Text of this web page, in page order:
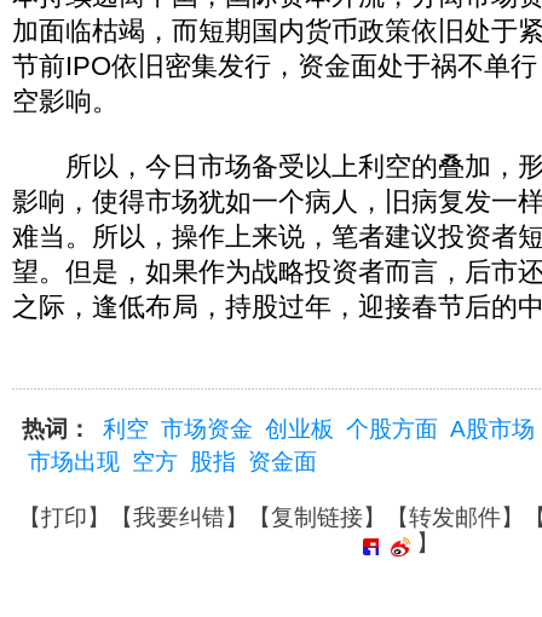
加面临枯竭，而短期国内货币政策依旧处于
节前IPO依旧密集发行，资金面处于祸不单
空影响。
所以，今日市场备受以上利空的叠加，
影响，使得市场犹如一个病人，旧病复发一
难当。所以，操作上来说，笔者建议投资者
望。但是，如果作为战略投资者而言，后市
之际，逢低布局，持股过年，迎接春节后的
热词： 利空 市场资金 创业板 个股方面 A股市场
市场出现 空方 股指 资金面
【打印】【我要纠错】【复制链接】【转发邮件】
】